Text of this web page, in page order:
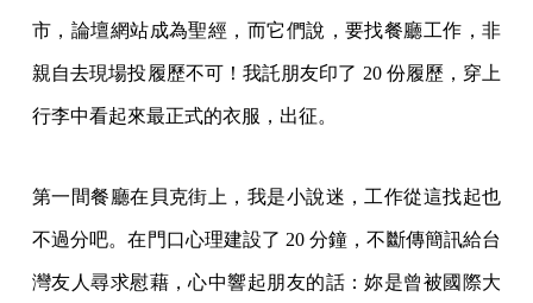
市，論壇網站成為聖經，而它們說，要找餐廳工作，非
親自去現場投履歷不可！我託朋友印了 20 份履歷，穿上
行李中看起來最正式的衣服，出征。
第一間餐廳在貝克街上，我是小說迷，工作從這找起也
不過分吧。在門口心理建設了 20 分鐘，不斷傳簡訊給台
灣友人尋求慰藉，心中響起朋友的話：妳是曾被國際大